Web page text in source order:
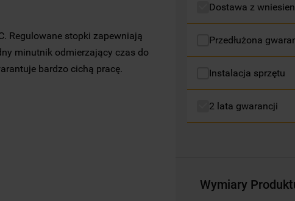
Regulowane stopki zapewniają
minutnik odmierzający czas do
bardzo cichą pracę.
Dostawa z
Przedłużona
Instalacja sprzętu
2 lata gwarancji
Wymiary
Polityce Cookies
przetwarzania danych osobowych
zbieranych za pośrednictwem plików
cookie dostępne są w naszej